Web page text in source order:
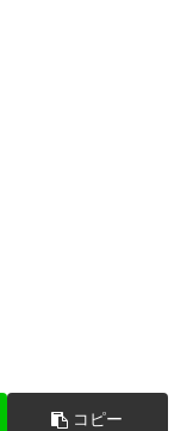
コピー